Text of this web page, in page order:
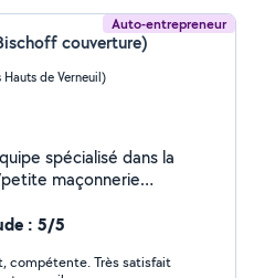
Auto-entrepreneur
couverture)
Hauts de Verneuil)
spécialisé dans la
maçonnerie
: 5/5
compétente. Très satisfait